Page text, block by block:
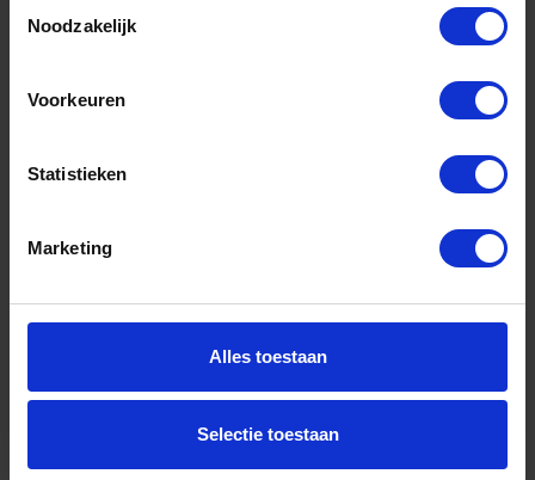
Noodzakelijk
Voorkeuren
Statistieken
Marketing
Alles toestaan
Selectie toestaan
PCE Stekker CEE SHARK 16Ah 3p 7h